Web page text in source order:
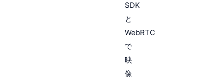
SDK
と
WebRTC
で
映
像